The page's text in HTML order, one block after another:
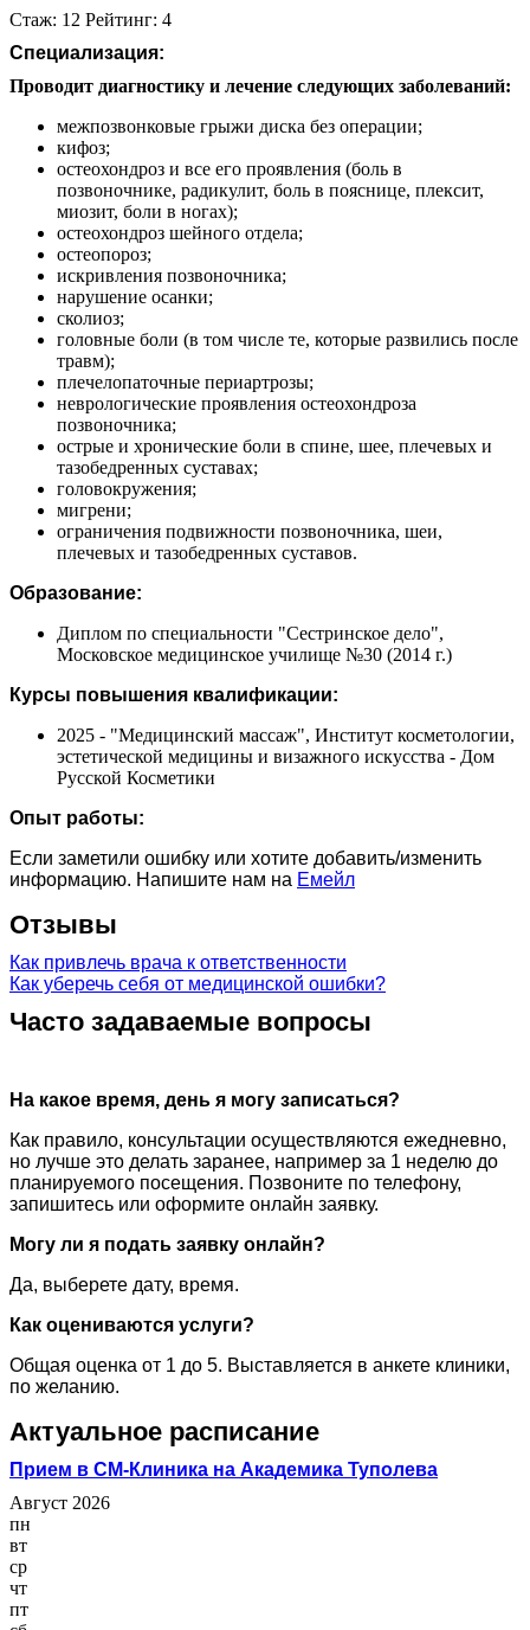
Стаж: 12 Рейтинг: 4
Специализация:
Проводит диагностику и лечение следующих заболеваний:
межпозвонковые грыжи диска без операции;
кифоз;
остеохондроз и все его проявления (боль в
позвоночнике, радикулит, боль в пояснице, плексит,
миозит, боли в ногах);
остеохондроз шейного отдела;
остеопороз;
искривления позвоночника;
нарушение осанки;
сколиоз;
головные боли (в том числе те, которые развились после
травм);
плечелопаточные периартрозы;
неврологические проявления остеохондроза
позвоночника;
острые и хронические боли в спине, шее, плечевых и
тазобедренных суставах;
головокружения;
мигрени;
ограничения подвижности позвоночника, шеи,
плечевых и тазобедренных суставов.
Образование:
Диплом по специальности "Сестринское дело",
Московское медицинское училище №30 (2014 г.)
Курсы повышения квалификации:
2025 - "Медицинский массаж", Институт косметологии,
эстетической медицины и визажного искусства - Дом
Русской Косметики
Опыт работы:
Если заметили ошибку или хотите добавить/изменить
информацию. Напишите нам на Емейл
Отзывы
Как привлечь врача к ответственности
Как уберечь себя от медицинской ошибки?
Часто задаваемые вопросы
На какое время, день я могу записаться?
Как правило, консультации осуществляются ежедневно,
но лучше это делать заранее, например за 1 неделю до
планируемого посещения. Позвоните по телефону,
запишитесь или оформите онлайн заявку.
Могу ли я подать заявку онлайн?
Да, выберете дату, время.
Как оцениваются услуги?
Общая оценка от 1 до 5. Выставляется в анкете клиники,
по желанию.
Актуальное расписание
Прием в СМ-Клиника на Академика Туполева
Август 2026
пн
вт
ср
чт
пт